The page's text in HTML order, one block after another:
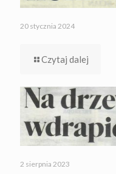
20 stycznia 2024
Czytaj dalej
2 sierpnia 2023